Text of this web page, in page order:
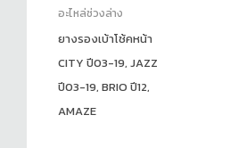
อะไหล่ช่วงล่าง
ยางรองเบ้าโช้คหน้า
CITY ปี03-19, JAZZ
ปี03-19, BRIO ปี12,
AMAZE